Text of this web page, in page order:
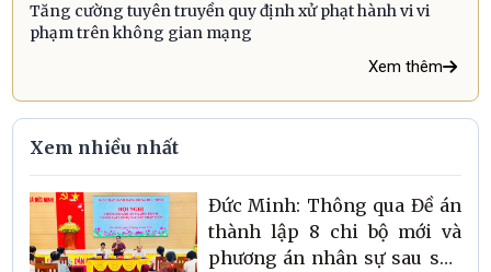
Tăng cường tuyên truyền quy định xử phạt hành vi vi
phạm trên không gian mạng
Xem thêm
Xem nhiều nhất
Đức Minh: Thông qua Đề án
thành lập 8 chi bộ mới và
phương án nhân sự sau sáp